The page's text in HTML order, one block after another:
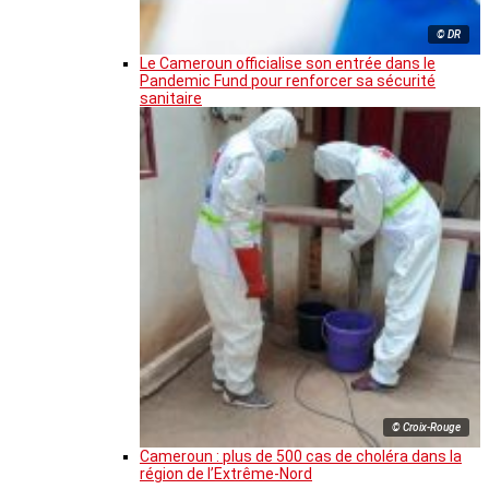
© DR
Le Cameroun officialise son entrée dans le
Pandemic Fund pour renforcer sa sécurité
sanitaire
© Croix-Rouge
Cameroun : plus de 500 cas de choléra dans la
région de l’Extrême-Nord